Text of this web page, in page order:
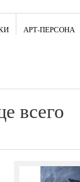
АРТ-ПЕРСОНА
всего